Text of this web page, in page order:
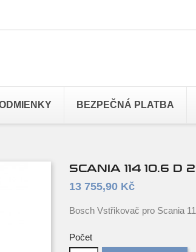
BEZPEČNÁ PLATBA
SCANIA 114 10.6 D
13 755,90 Kč
Bosch Vstřikovač pro Scania
Počet